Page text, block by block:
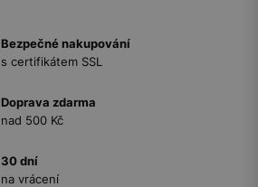
Bezpečné nakupování
s certifikátem SSL
Doprava zdarma
nad 500 Kč
30 dní
na vrácení